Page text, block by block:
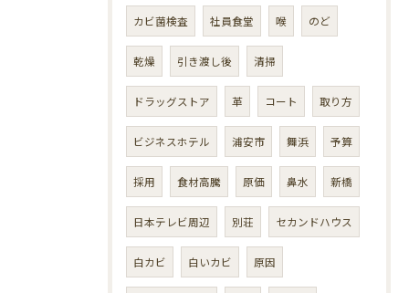
カビ菌検査 社員食堂 喉 のど
乾燥 引き渡し後 清掃
ドラッグストア 革 コート 取り方
ビジネスホテル 浦安市 舞浜 予算
採用 食材高騰 原価 鼻水 新橋
日本テレビ周辺 別荘 セカンドハウス
白カビ 白いカビ 原因